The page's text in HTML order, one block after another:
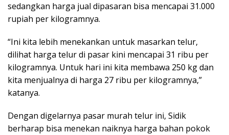
sedangkan harga jual dipasaran bisa mencapai 31.000
rupiah per kilogramnya.
“Ini kita lebih menekankan untuk masarkan telur,
dilihat harga telur di pasar kini mencapai 31 ribu per
kilogramnya. Untuk hari ini kita membawa 250 kg dan
kita menjualnya di harga 27 ribu per kilogramnya,”
katanya.
Dengan digelarnya pasar murah telur ini, Sidik
berharap bisa menekan naiknya harga bahan pokok